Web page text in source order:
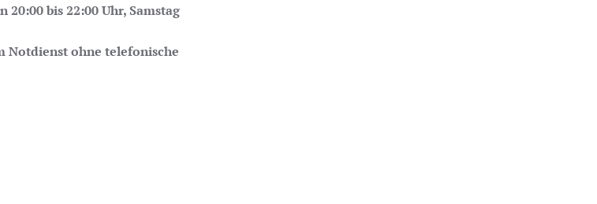
bis 22:00 Uhr, Samstag
Notdienst ohne telefonische